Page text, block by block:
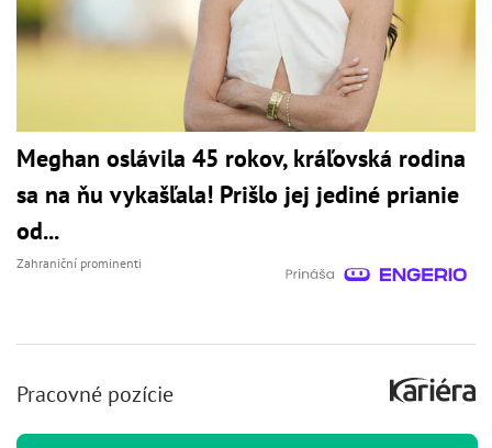
Meghan oslávila 45 rokov, kráľovská rodina
sa na ňu vykašľala! Prišlo jej jediné prianie
od...
Zahraniční prominenti
Pracovné pozície